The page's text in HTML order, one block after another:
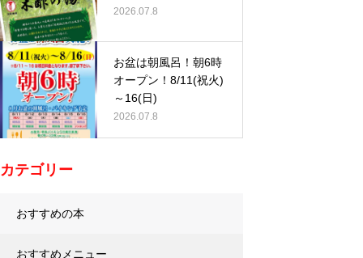
2026.07.8
お盆は朝風呂！朝6時
オープン！8/11(祝火)
～16(日)
2026.07.8
カテゴリー
おすすめの本
おすすめメニュー